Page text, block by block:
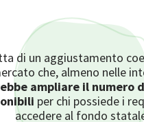
di un aggiustamento
che, almeno nelle
ampliare il numero
per chi possiede i
accedere al fondo